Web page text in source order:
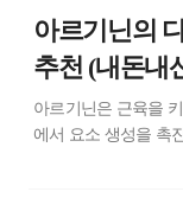
아르기닌의
추천 (내돈내
아르기닌은 근육을
에서 요소 생성을 촉